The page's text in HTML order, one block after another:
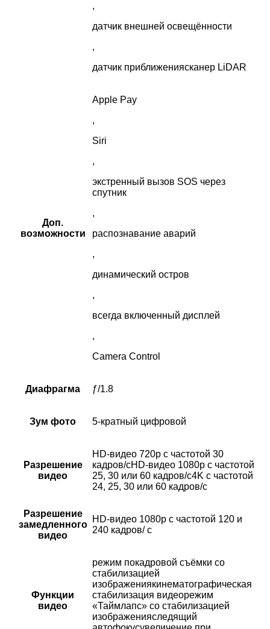
,
датчик внешней освещённости
,
датчик приближениясканер LiDAR
Доп.
возможности
Apple Pay
,
Siri
,
экстренный вызов SOS через
спутник
,
распознавание аварий
,
динамический остров
,
всегда включенный дисплей
,
Camera Control
Диафрагма ƒ/1.8
Зум фото 5-кратный цифровой
Разрешение
видео
HD-видео 720p с частотой 30
кадров/сHD-видео 1080p с частотой
25, 30 или 60 кадров/с4K с частотой
24, 25, 30 или 60 кадров/с
Разрешение
замедленного
видео
HD-видео 1080р с частотой 120 и
240 кадров/ с
Функции
видео
режим покадровой съёмки со
стабилизацией
изображениякинематографическая
стабилизация видеорежим
«Таймлапс» со стабили­зацией
изображенияследящий